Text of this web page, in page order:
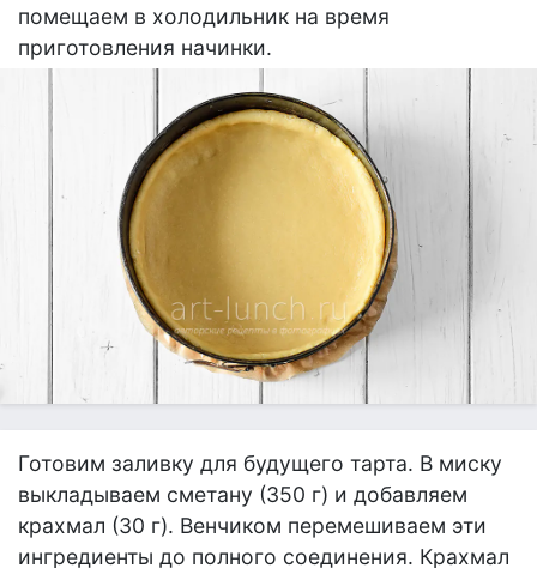
помещаем в холодильник на время
приготовления начинки.
Готовим заливку для будущего тарта. В миску
выкладываем сметану (350 г) и добавляем
крахмал (30 г). Венчиком перемешиваем эти
ингредиенты до полного соединения. Крахмал